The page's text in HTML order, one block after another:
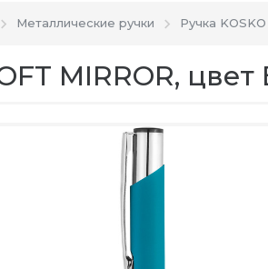
Металлические ручки Ручка
MIRROR,